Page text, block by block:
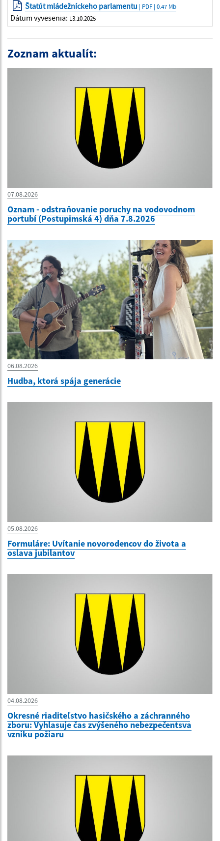
Štatút mládežníckeho parlamentu | PDF | 0.47 Mb
Dátum vyvesenia: 13.10.2025
Zoznam aktualít:
07.08.2026
Oznam - odstraňovanie poruchy na vodovodnom
portubí (Postupimská 4) dňa 7.8.2026
06.08.2026
Hudba, ktorá spája generácie
05.08.2026
Formuláre: Uvítanie novorodencov do života a
oslava jubilantov
04.08.2026
Okresné riaditeľstvo hasičského a záchranného
zboru: Vyhlasuje čas zvýšeného nebezpečentsva
vzniku požiaru